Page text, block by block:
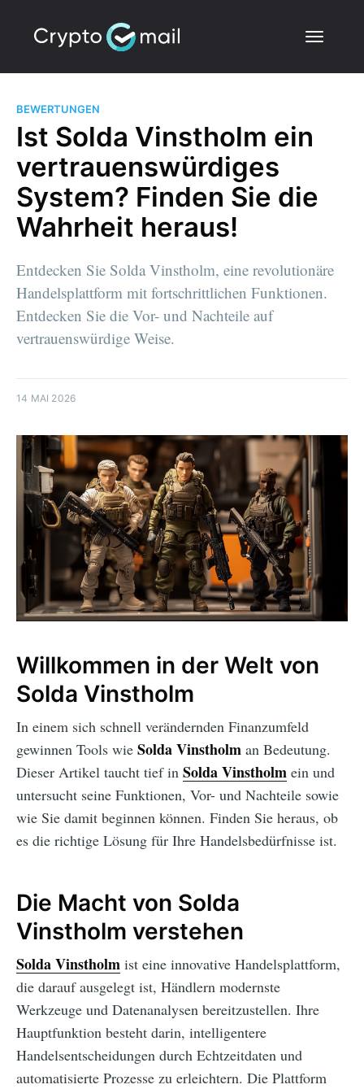
BEWERTUNGEN
Ist Solda Vinstholm ein
vertrauenswürdiges
System? Finden Sie die
Wahrheit heraus!
Entdecken Sie Solda Vinstholm, eine revolutionäre
Handelsplattform mit fortschrittlichen Funktionen.
Entdecken Sie die Vor- und Nachteile auf
vertrauenswürdige Weise.
14 MAI 2026
Willkommen in der Welt von
Solda Vinstholm
In einem sich schnell verändernden Finanzumfeld
gewinnen Tools wie Solda Vinstholm an Bedeutung.
Dieser Artikel taucht tief in Solda Vinstholm ein und
untersucht seine Funktionen, Vor- und Nachteile sowie
wie Sie damit beginnen können. Finden Sie heraus, ob
es die richtige Lösung für Ihre Handelsbedürfnisse ist.
Die Macht von Solda
Vinstholm verstehen
Solda Vinstholm ist eine innovative Handelsplattform,
die darauf ausgelegt ist, Händlern modernste
Werkzeuge und Datenanalysen bereitzustellen. Ihre
Hauptfunktion besteht darin, intelligentere
Handelsentscheidungen durch Echtzeitdaten und
automatisierte Prozesse zu erleichtern. Die Plattform